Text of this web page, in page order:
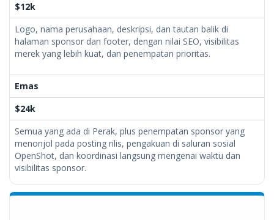
$12k
Logo, nama perusahaan, deskripsi, dan tautan balik di
halaman sponsor dan footer, dengan nilai SEO, visibilitas
merek yang lebih kuat, dan penempatan prioritas.
Emas
$24k
Semua yang ada di Perak, plus penempatan sponsor yang
menonjol pada posting rilis, pengakuan di saluran sosial
OpenShot, dan koordinasi langsung mengenai waktu dan
visibilitas sponsor.